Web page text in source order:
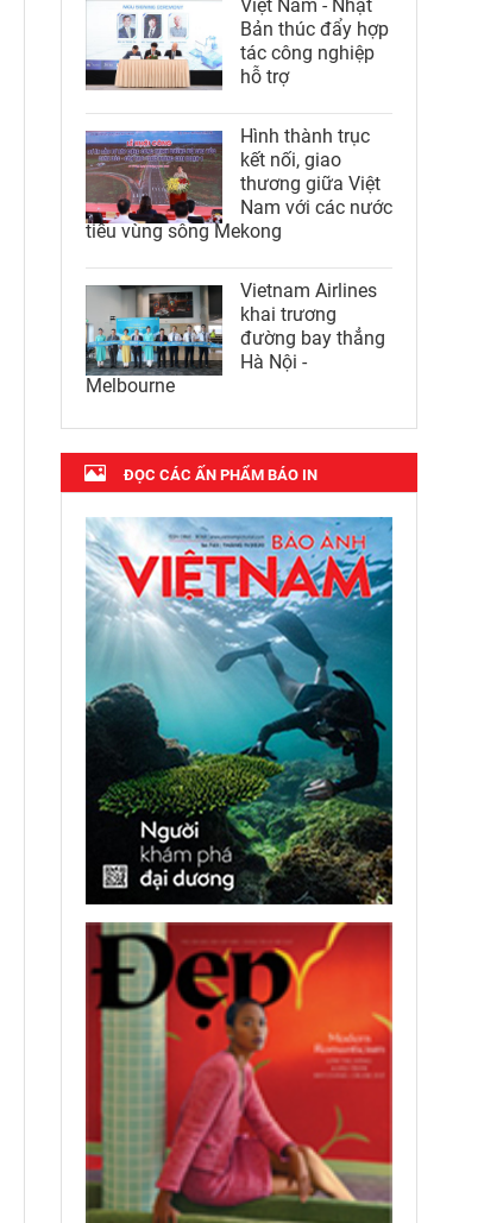
Việt Nam - Nhật
Bản thúc đẩy hợp
tác công nghiệp
hỗ trợ
Hình thành trục
kết nối, giao
thương giữa Việt
Nam với các nước
tiểu vùng sông Mekong
Vietnam Airlines
khai trương
đường bay thẳng
Hà Nội -
Melbourne
ĐỌC CÁC ẤN PHẨM BÁO IN